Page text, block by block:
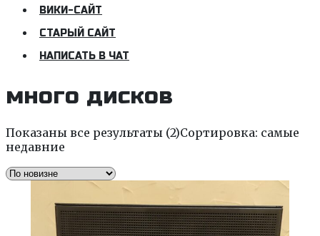
ВИКИ-САЙТ
СТАРЫЙ САЙТ
НАПИСАТЬ В ЧАТ
много дисков
Показаны все результаты (2)Сортировка: самые
недавние